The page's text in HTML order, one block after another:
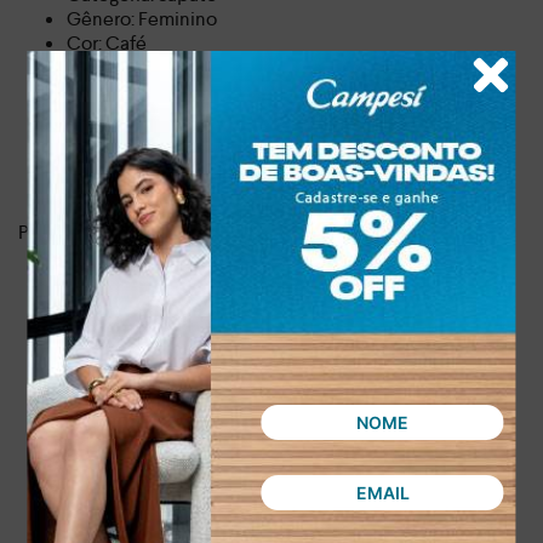
Gênero: Feminino
Cor: Café
Peso: 0.436 kg
Altura do salto: 6.50 cm
Tipo do salto: Geométrico
Fechamento: Fivela
Formato do bico: Quadrado
Sola: PVC
PRINCIPAIS PERGUNTAS SOBRE O PRODUTO:
O Sapato Dakota Slingback Salto Bloco Feminino
Café é confortável?
Sim, este sapato foi desenvolvido para oferecer
conforto ao caminhar. Seu design com bico quadrado
e salto bloco proporciona um ajuste agradável e
firmeza, ideal para uso prolongado sem abrir mão da
elegância.
Para quais ocasiões este sapato é mais indicado?
Extremamente versátil, é ideal para o ambiente
profissional, eventos sociais diurnos e noturnos, ou
para adicionar um toque sofisticado a looks casuais.